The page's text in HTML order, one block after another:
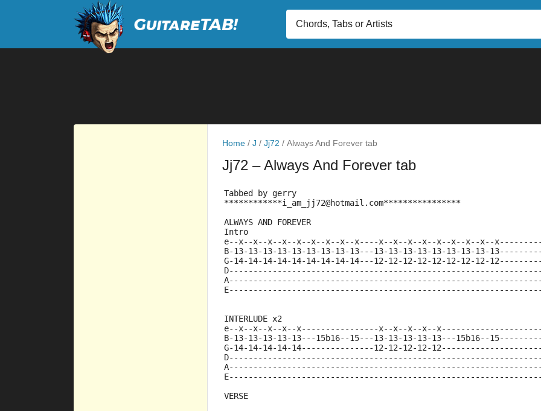
Home / J / Jj72 / Always And Forever tab
Jj72 – Always And Forever tab
Tabbed by gerry
************i_am_jj72@hotmail.com****************
ALWAYS AND FOREVER
Intro
e--x--x--x--x--x--x--x--x--x----x--x--x--x--x--x--x--x--
B-13-13-13-13-13-13-13-13-13---13-13-13-13-13-13-13-13-
G-14-14-14-14-14-14-14-14-14---12-12-12-12-12-12-12-12-
INTERLUDE x2
e--x--x--x--x--x----------------x--x--x--x--
B-13-13-13-13-13---15b16--15---13-13-13-13-13---15b16--
G-14-14-14-14-14---------------12-12-12-12-
VERSE